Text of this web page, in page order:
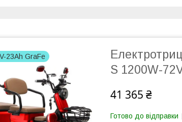
23Ah GraFe
S 1200W-
41 365 ₴
Готово до відправки